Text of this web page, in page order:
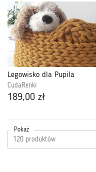
Legowisko dla Pupila
CudaRenki
189,00 zł
Pokaż